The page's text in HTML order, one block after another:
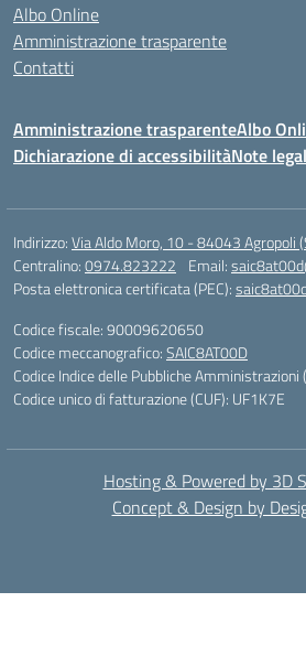
Albo Online
Amministrazione trasparente
Contatti
Amministrazione trasparenteAlbo
Dichiarazione di accessibilitàNote
Indirizzo:Via Aldo Moro, 10 - 84043 Agropoli
Centralino:0974.823222 Email:
Posta elettronica certificata (PEC):
Codice fiscale: 90009620650
Codice meccanografico:SAIC8AT00D
Codice Indice delle Pubbliche
Codice unico di fatturazione (CUF): UF1K7E
Hosting & Powered by 3D
Concept & Design by